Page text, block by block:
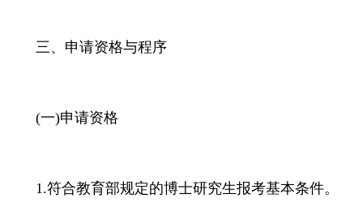
三、申请资格与程序
(一)申请资格
1.符合教育部规定的博士研究生报考基本条件。